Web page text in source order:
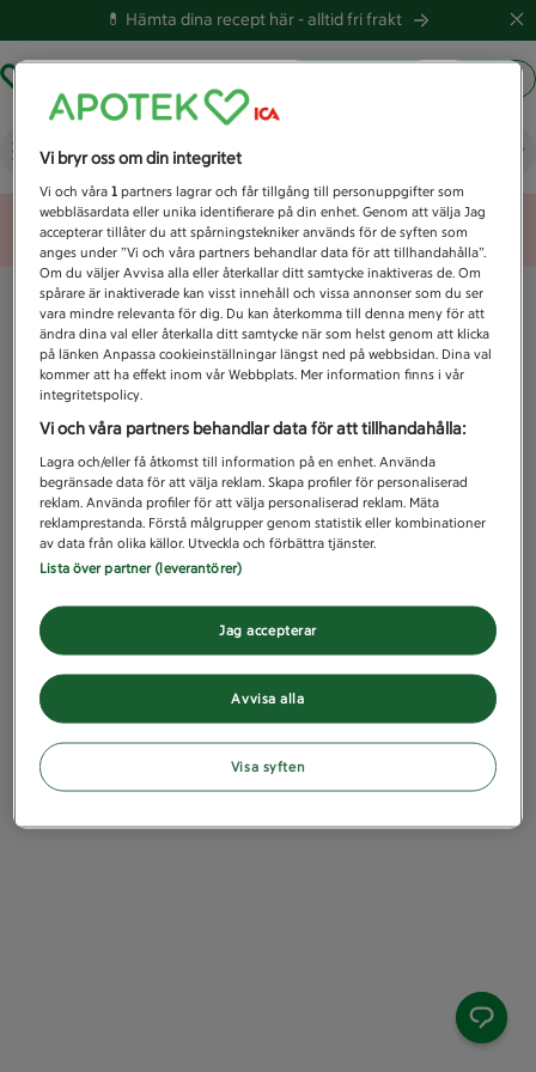
💊 Hämta dina recept här -alltid fri frakt
Vad letar du efter idag?
Unknown error
Vi bryr oss om din integritet
Vi och våra1 partners lagrar och får tillgång till personuppgifter som
webbläsardata eller unika identifierare på din enhet. Genom att välja Jag
accepterar tillåter du att spårningstekniker används för de syften som
anges under ”Vi och våra partners behandlar data för att tillhandahålla”.
Om du väljer Avvisa alla eller återkallar ditt samtycke inaktiveras de. Om
spårare är inaktiverade kan visst innehåll och vissa annonser som du ser
vara mindre relevanta för dig. Du kan återkomma till denna meny för att
ändra dina val eller återkalla ditt samtycke när som helst genom att klicka
på länken Anpassa cookieinställningar längst ned på webbsidan. Dina val
kommer att ha effekt inom vår Webbplats. Mer information finns i vår
integritetspolicy.
Vi och våra partners behandlar data för att tillhandahålla:
Lagra och/eller få åtkomst till information på en enhet. Använda
begränsade data för att välja reklam. Skapa profiler för personaliserad
reklam. Använda profiler för att välja personaliserad reklam. Mäta
reklamprestanda. Förstå målgrupper genom statistik eller kombinationer
av data från olika källor. Utveckla och förbättra tjänster.
Lista över partner (leverantörer)
Avvisa alla
Jag accepterar
Visa syften